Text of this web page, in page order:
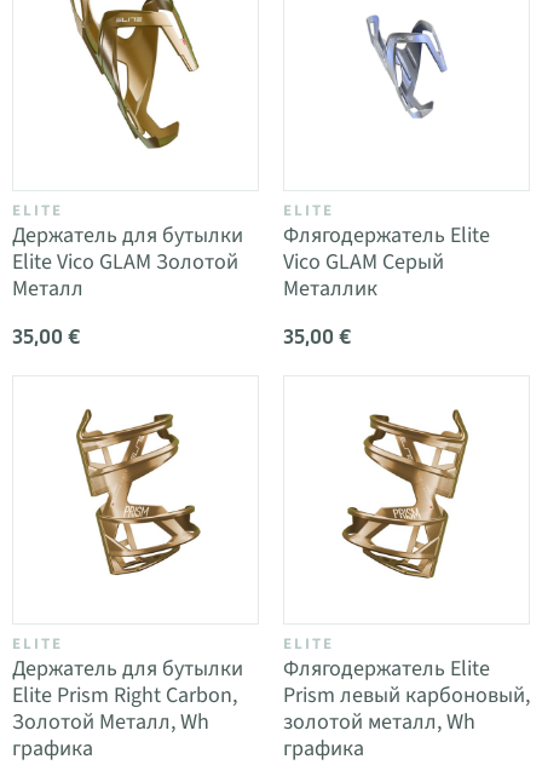
ELITE
Держатель для бутылки
Elite Vico GLAM Золотой
Металл
35,00 €
ELITE
Флягодержатель Elite
Vico GLAM Серый
Металлик
35,00 €
ELITE
Держатель для бутылки
Elite Prism Right Carbon,
Золотой Металл, Wh
графика
ELITE
Флягодержатель Elite
Prism левый карбоновый,
золотой металл, Wh
графика